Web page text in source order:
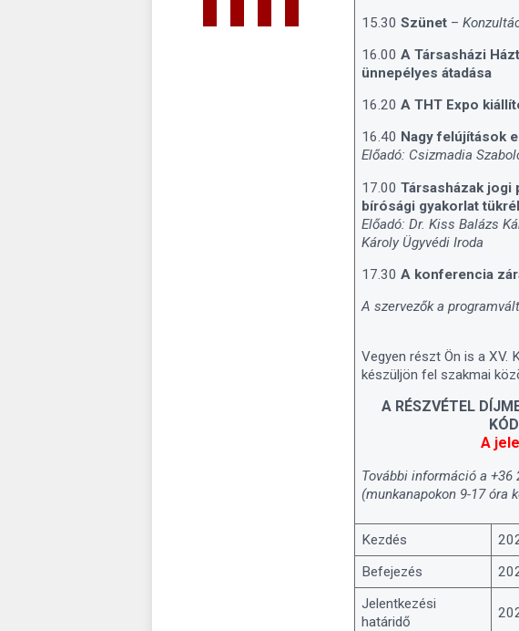
15.30 Szünet–
16.00 A Társasházi
ünnepélyes átadása
16.20 A THT Expo
16.40 Nagy felújítások
Előadó: Csizmadia
17.00 Társasházak jogi
bírósági gyakorlat
Előadó: Dr. Kiss Balázs
Károly Ügyvédi Iroda
17.30 A konferencia
A szervezők a
Vegyen részt Ön is a XV.
készüljön fel szakmai
A RÉSZVÉTEL
A
További információ a
(munkanapokon 9-17 óra
Kezdés
Befejezés
Jelentkezési
határidő